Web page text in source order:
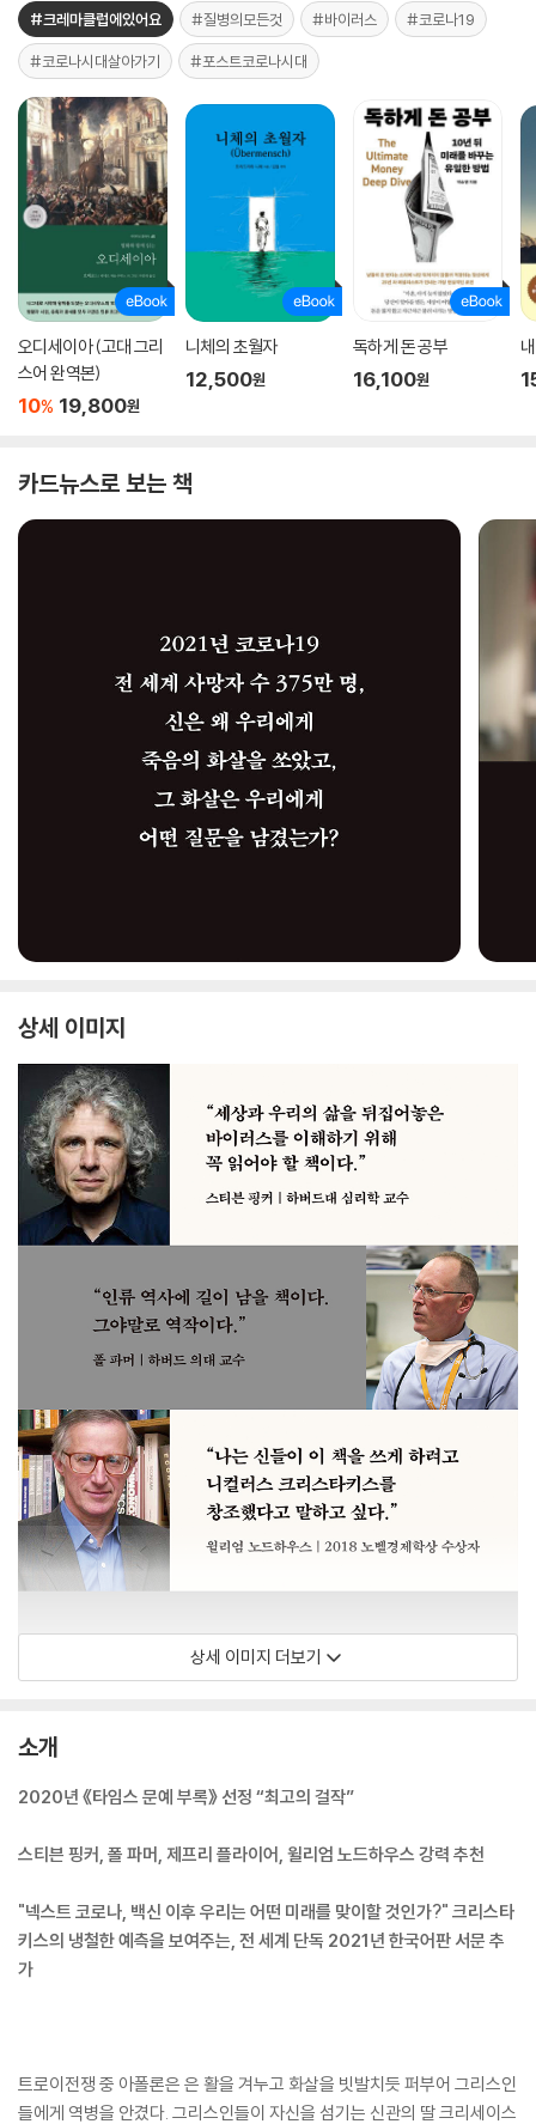
#크레마클럽에있어요 #질병의모든것 #바이러스 #코로나19
#코로나시대살아가기 #포스트코로나시대
오디세이아 (고대 그리
스어 완역본)
10% 19,800원
니체의 초월자
12,500원
독하게 돈 공부
16,100원
카드뉴스로 보는 책
상세 이미지
상세 이미지 더보기
소개
2020년 《타임스 문예 부록》 선정 “최고의 걸작”
스티븐 핑커, 폴 파머, 제프리 플라이어, 윌리엄 노드하우스 강력 추천
"넥스트 코로나, 백신 이후 우리는 어떤 미래를 맞이할 것인가?" 크리스타
키스의 냉철한 예측을 보여주는, 전 세계 단독 2021년 한국어판 서문 추
가
트로이전쟁 중 아폴론은 은 활을 겨누고 화살을 빗발치듯 퍼부어 그리스인
들에게 역병을 안겼다. 그리스인들이 자신을 섬기는 신관의 딸 크리세이스